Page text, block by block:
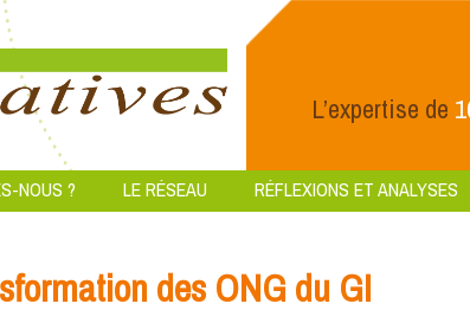
L’expertise de
NOUS ? LE RÉSEAU RÉFLEXIONS ET ANALYSES
des ONG du GI